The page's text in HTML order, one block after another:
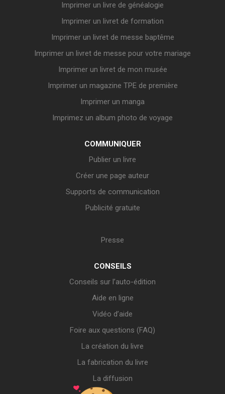
Imprimer un livre de généalogie
Imprimer un livret de formation
Imprimer un livret de messe baptême
Imprimer un livret de messe pour votre mariage
Imprimer un livret de mon musée
Imprimer un magazine TPE de première
Imprimer un manga
Imprimez un album photo de voyage
COMMUNIQUER
Publier un livre
Créer une page auteur
Supports de communication
Publicité gratuite
Presse
CONSEILS
Conseils sur l’auto-édition
Aide en ligne
Vidéo d’aide
Foire aux questions (FAQ)
La création du livre
La fabrication du livre
La diffusion